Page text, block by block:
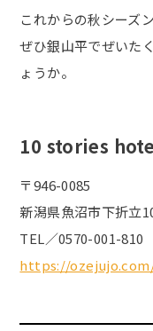
これからの秋シーズ
ぜひ銀山平でぜいた
ょうか。
10 stories
〒946-0085
新潟県魚沼市下折立
TEL／0570-001-810
https://